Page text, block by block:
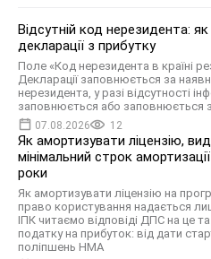
Відсутній код нерезидента:
декларації з прибутку
Поле «Код нерезидента в країні
Декларації заповнюється за
нерезидента, у разі відсутності
заповнюється або заповнюється
07.08.2026 12
Як амортизувати ліцензію,
мінімальний строк
роки
Як амортизувати ліцензію на
право користування надається
ІПК читаємо відповіді ДПС на це
податку на прибуток: від дати
поліпшень НМА